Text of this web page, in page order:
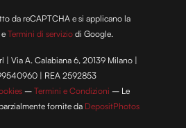
da reCAPTCHA e si applicano la
eTermini di servizio di Google.
| Via A. Calabiana 6, 20139 Milano |
| REA 2592853
–Termini e Condizioni – Le
fornite da DepositPhotos